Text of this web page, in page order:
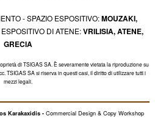
- SPAZIO ESPOSITIVO:MOUZAKI,
DI ATENE:VRILISIA, ATENE,
GRECIA
di TSIGAS SA. È severamente vietata la riproduzione su
TSIGAS SA si riserva in questi casi, il diritto di utilizzare tutti i
mezzi legali.
Karakaxidis - Commercial Design & Copy Workshop